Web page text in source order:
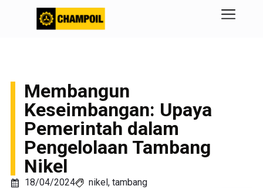
Membangun
Keseimbangan: Upaya
Pemerintah dalam
Pengelolaan Tambang
Nikel
18/04/2024 nikel,tambang